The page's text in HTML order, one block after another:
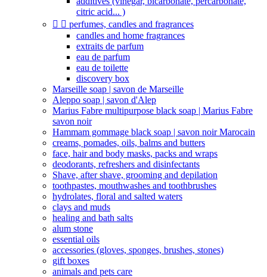
citric acid... )
  perfumes, candles and fragrances
candles and home fragrances
extraits de parfum
eau de parfum
eau de toilette
discovery box
Marseille soap | savon de Marseille
Aleppo soap | savon d'Alep
Marius Fabre multipurpose black soap | Marius Fabre
savon noir
Hammam gommage black soap | savon noir Marocain
creams, pomades, oils, balms and butters
face, hair and body masks, packs and wraps
deodorants, refreshers and disinfectants
Shave, after shave, grooming and depilation
toothpastes, mouthwashes and toothbrushes
hydrolates, floral and salted waters
clays and muds
healing and bath salts
alum stone
essential oils
accessories (gloves, sponges, brushes, stones)
gift boxes
animals and pets care